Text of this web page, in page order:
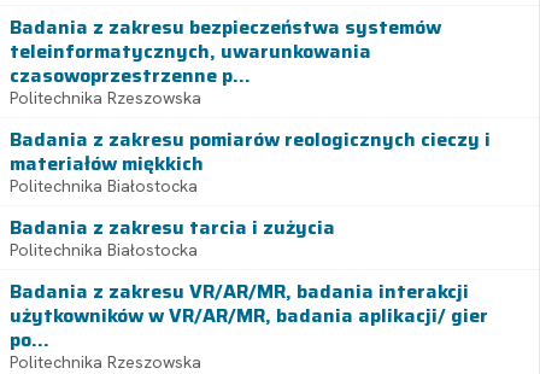
Badania z zakresu bezpieczeństwa systemów
teleinformatycznych, uwarunkowania
czasowoprzestrzenne p...
Politechnika Rzeszowska
Badania z zakresu pomiarów reologicznych cieczy i
materiałów miękkich
Politechnika Białostocka
Badania z zakresu tarcia i zużycia
Politechnika Białostocka
Badania z zakresu VR/AR/MR, badania interakcji
użytkowników w VR/AR/MR, badania aplikacji/ gier
po...
Politechnika Rzeszowska